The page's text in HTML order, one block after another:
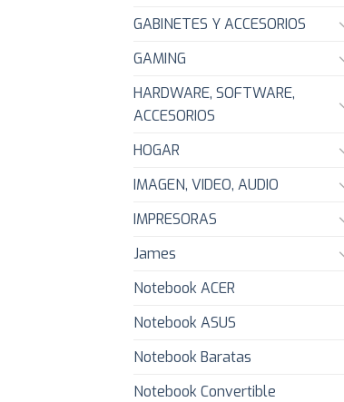
GABINETES Y ACCESORIOS
GAMING
HARDWARE, SOFTWARE,
ACCESORIOS
HOGAR
IMAGEN, VIDEO, AUDIO
IMPRESORAS
James
Notebook ACER
Notebook ASUS
Notebook Baratas
Notebook Convertible